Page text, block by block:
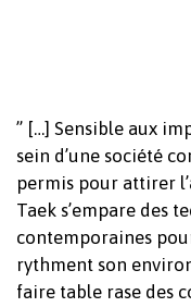
” […] Sensible aux
sein d’une société
permis pour attirer
Taek s’empare des
contemporaines
rythment son
faire table rase des